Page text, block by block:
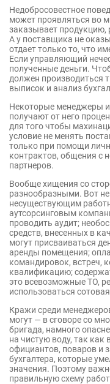
Недобросовестное
может проявляться во
заказывает продукцию,
А у поставщика не
отдает только то, что
Если управляющий
полученные деньги.
должен производиться
выписок и анализ
Некоторые менеджеры
получают от него
для того чтобы
условие не менять
только при помощи
контрактов, общения с
партнеров.
Вообще хищения со
разнообразными. Вот
несуществующим
аутсорсинговым
проводить аудит;
средств, внесенных в
могут присваиваться
аренды помещения;
командировок, встреч,
квалификацию;
это всевозможные ТО,
использоваться
Кражи среди
могут — в сговоре со
бригада, намного
на чистую воду, так
официантов, поваров и
бухгалтера, которые
значения. Поэтому
правильную схему